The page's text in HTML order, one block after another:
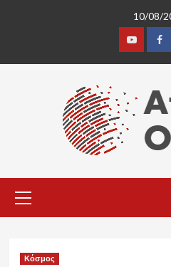
10/08/
Youtube
Menu
Κόσμος